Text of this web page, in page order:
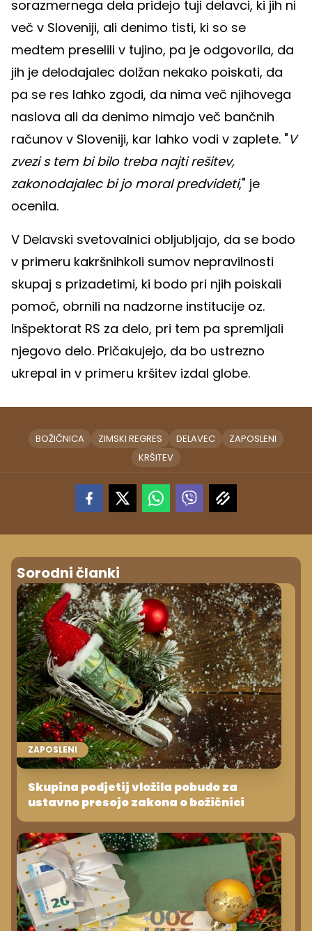
sorazmernega dela pridejo tuji delavci, ki jih ni
več v Sloveniji, ali denimo tisti, ki so se
medtem preselili v tujino, pa je odgovorila, da
jih je delodajalec dolžan nekako poiskati, da
pa se res lahko zgodi, da nima več njihovega
naslova ali da denimo nimajo več bančnih
računov v Sloveniji, kar lahko vodi v zaplete. "V
zvezi s tem bi bilo treba najti rešitev,
zakonodajalec bi jo moral predvideti," je
ocenila.
V Delavski svetovalnici obljubljajo, da se bodo
v primeru kakršnihkoli sumov nepravilnosti
skupaj s prizadetimi, ki bodo pri njih poiskali
pomoč, obrnili na nadzorne institucije oz.
Inšpektorat RS za delo, pri tem pa spremljali
njegovo delo. Pričakujejo, da bo ustrezno
ukrepal in v primeru kršitev izdal globe.
BOŽIČNICA ZIMSKI REGRES DELAVEC
ZAPOSLENI
KRŠITEV
Sorodni članki
ZAPOSLENI
Skupina podjetij vložila pobudo za
ustavno presojo zakona o božičnici